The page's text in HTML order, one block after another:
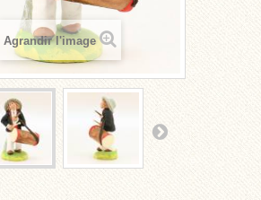
Agrandir l'image